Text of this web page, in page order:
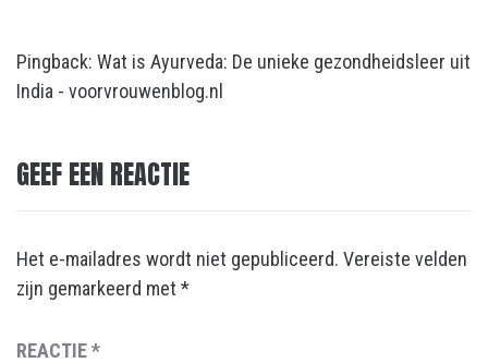
Pingback: Wat is Ayurveda: De unieke gezondheidsleer uit
India - voorvrouwenblog.nl
GEEF EEN REACTIE
Het e-mailadres wordt niet gepubliceerd. Vereiste velden
zijn gemarkeerd met *
REACTIE*